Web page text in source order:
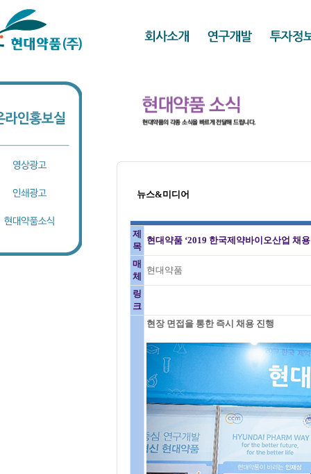
뉴스&미디어
제
목
현대약품 ‘2019 한국제약바이오산업 채
매
체
현대약품
링
크
현장 면접을 통한 즉시 채용 진행